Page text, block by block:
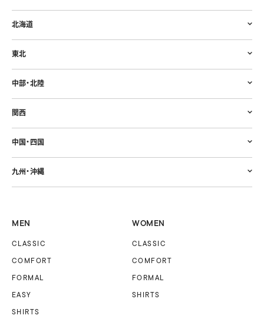
北海道
東北
中部・北陸
関西
中国・四国
九州・沖縄
MEN
CLASSIC
COMFORT
FORMAL
EASY
SHIRTS
WOMEN
CLASSIC
COMFORT
FORMAL
SHIRTS